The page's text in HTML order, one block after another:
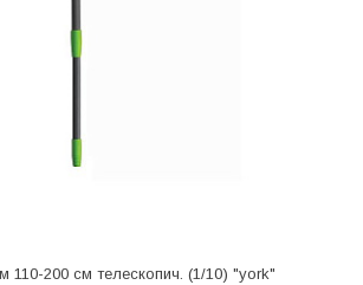
110-200 см телескопич. (1/10) "york"